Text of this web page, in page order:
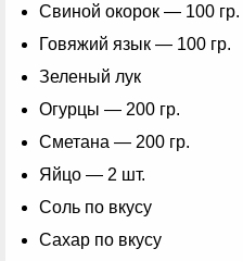
Свиной окорок — 100 гр.
Говяжий язык — 100 гр.
Зеленый лук
Огурцы — 200 гр.
Сметана — 200 гр.
Яйцо — 2 шт.
Соль по вкусу
Сахар по вкусу